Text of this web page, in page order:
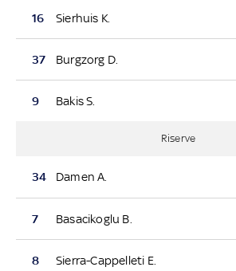
16 Sierhuis K.
37 Burgzorg D.
9 Bakis S.
Riserve
34 Damen A.
7 Basacikoglu B.
8 Sierra-Cappelleti E.